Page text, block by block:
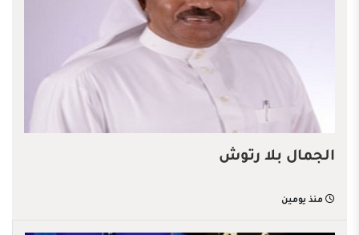
الجمال بلا رتوش
منذ يومين